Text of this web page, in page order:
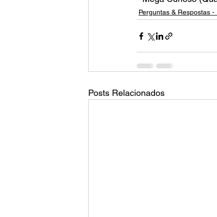
Perguntas & Respostas -
Posts Relacionados